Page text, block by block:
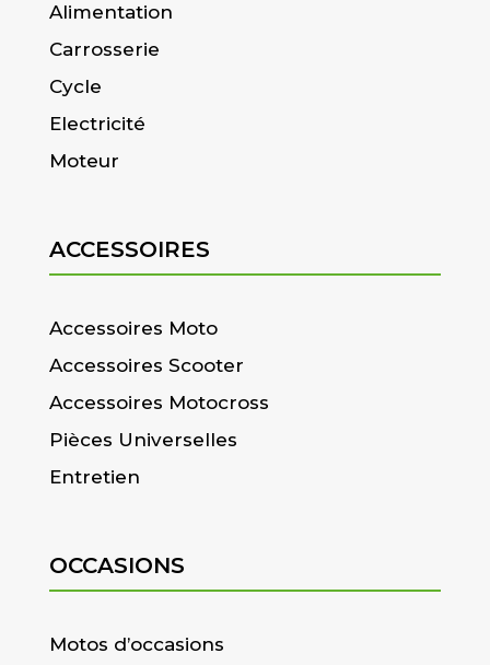
Alimentation
Carrosserie
Cycle
Electricité
Moteur
ACCESSOIRES
Accessoires Moto
Accessoires Scooter
Accessoires Motocross
Pièces Universelles
Entretien
OCCASIONS
Motos d’occasions